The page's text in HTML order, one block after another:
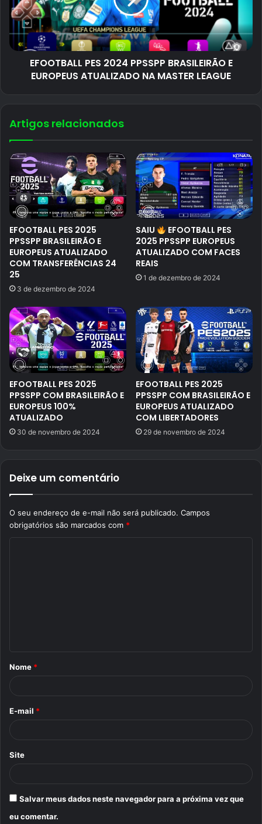
EFOOTBALL PES 2024 PPSSPP BRASILEIRÃO E
EUROPEUS ATUALIZADO NA MASTER LEAGUE
Artigos relacionados
EFOOTBALL PES 2025
PPSSPP BRASILEIRÃO E
EUROPEUS ATUALIZADO
COM TRANSFERÊNCIAS 24
25
3 de dezembro de 2024
SAIU
EFOOTBALL PES
2025 PPSSPP EUROPEUS
ATUALIZADO COM FACES
REAIS
1 de dezembro de 2024
EFOOTBALL PES 2025
PPSSPP COM BRASILEIRÃO E
EUROPEUS 100%
ATUALIZADO
30 de novembro de 2024
EFOOTBALL PES 2025
PPSSPP COM BRASILEIRÃO E
EUROPEUS ATUALIZADO
COM LIBERTADORES
29 de novembro de 2024
Deixe um comentário
O seu endereço de e-mail não será publicado. Campos
obrigatórios são marcados com *
r
Nome *
E-mail *
Site
Salvar meus dados neste navegador para a próxima vez que
eu comentar.